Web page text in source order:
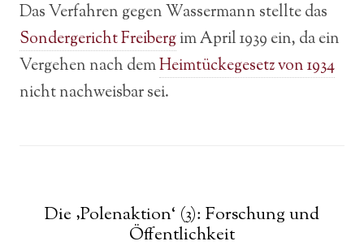
Das Verfahren gegen Wassermann stellte das
Sondergericht Freibergim April 1939 ein, da ein
Vergehen nach demHeimtückegesetz von 1934
nicht nachweisbar sei.
Die ‚Polenaktion‘ (3): Forschung und
Öffentlichkeit